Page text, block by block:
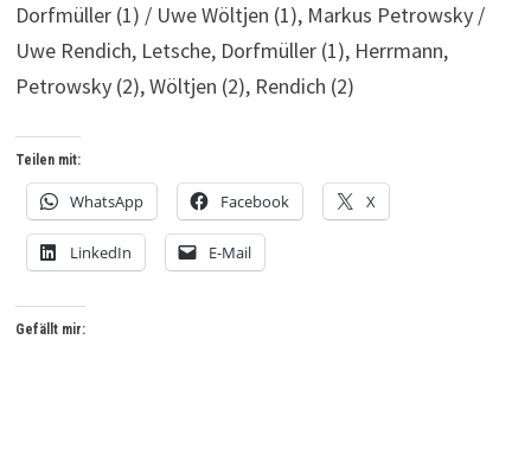
Dorfmüller (1) / Uwe Wöltjen (1), Markus Petrowsky /
Uwe Rendich, Letsche, Dorfmüller (1), Herrmann,
Petrowsky (2), Wöltjen (2), Rendich (2)
Teilen mit:
WhatsApp Facebook X
LinkedIn E-Mail
Gefällt mir: